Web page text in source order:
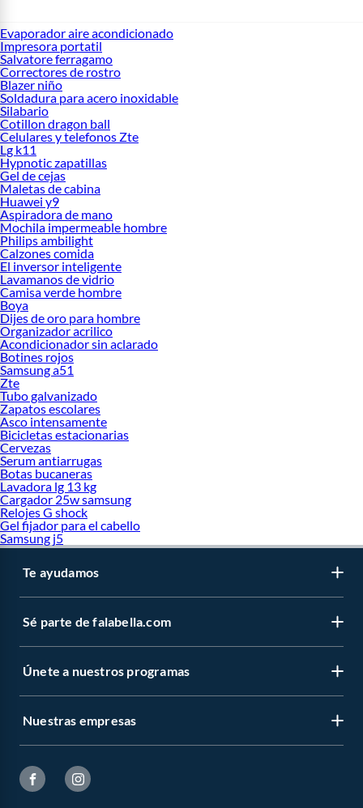
Evaporador aire acondicionado
Impresora portatil
Salvatore ferragamo
Correctores de rostro
Blazer niño
Soldadura para acero inoxidable
Silabario
Cotillon dragon ball
Celulares y telefonos Zte
Lg k11
Hypnotic zapatillas
Gel de cejas
Maletas de cabina
Huawei y9
Aspiradora de mano
Mochila impermeable hombre
Philips ambilight
Calzones comida
El inversor inteligente
Lavamanos de vidrio
Camisa verde hombre
Boya
Dijes de oro para hombre
Organizador acrilico
Acondicionador sin aclarado
Botines rojos
Samsung a51
Zte
Tubo galvanizado
Zapatos escolares
Asco intensamente
Bicicletas estacionarias
Cervezas
Serum antiarrugas
Botas bucaneras
Lavadora lg 13 kg
Cargador 25w samsung
Relojes G shock
Gel fijador para el cabello
Samsung j5
Te ayudamos
Sé parte de falabella.com
Únete a nuestros programas
Nuestras empresas